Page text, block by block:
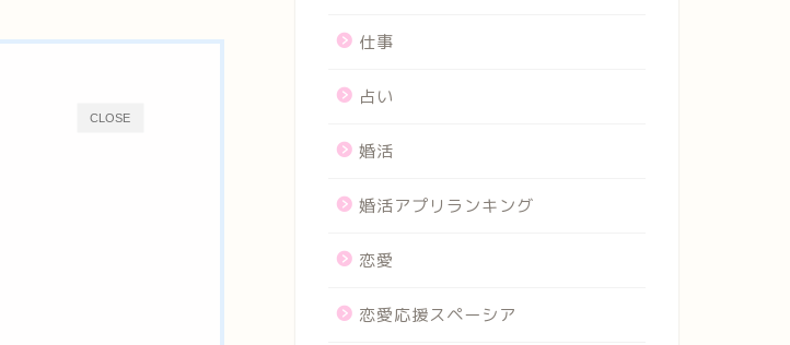
CLOSE
仕事
占い
婚活
婚活アプリランキング
恋愛
恋愛応援スペーシア